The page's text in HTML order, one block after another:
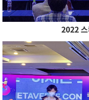
2022
Previous